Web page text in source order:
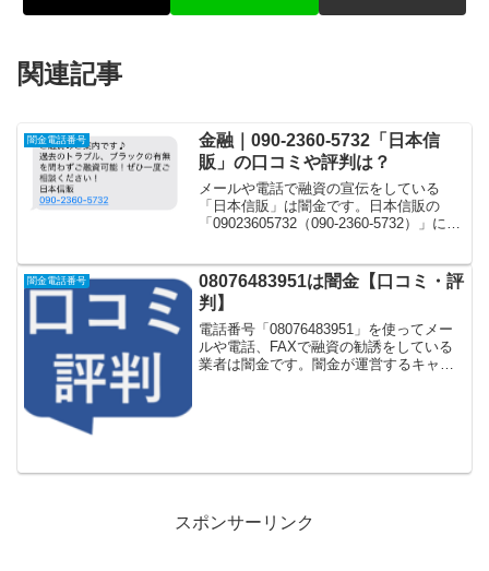
関連記事
闇金電話番号
金融｜090-2360-5732「日本信
販」の口コミや評判は？
メールや電話で融資の宣伝をしている
「日本信販」は闇金です。日本信販の
「09023605732（090-2360-5732）」に電
こちらでは申し込んでしまった場合の対
策や...
闇金電話番号
08076483951は闇金【口コミ・評
判】
電話番号「08076483951」を使ってメー
ルや電話、FAXで融資の勧誘をしている
業者は闇金です。闇金が運営するキャッ
スポンサーリンク